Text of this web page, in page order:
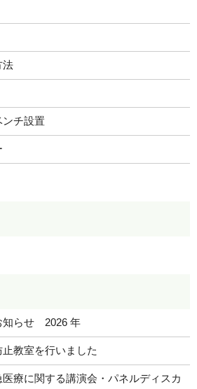
法
チ設置
知らせ 2026 年
教室を行いました
療に関する講演会・パネルディスカ